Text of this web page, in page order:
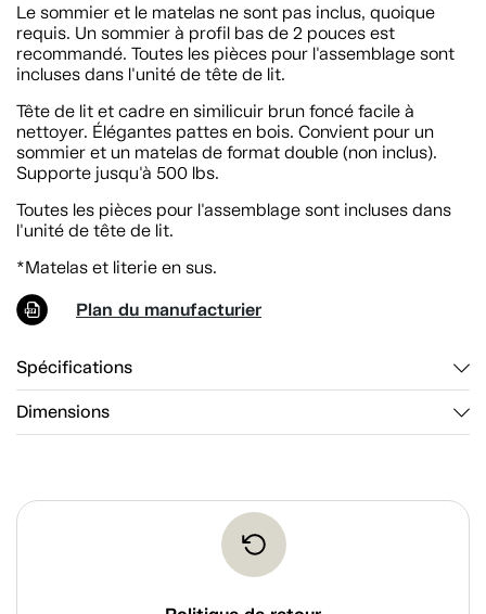
Le sommier et le matelas ne sont pas inclus, quoique
requis. Un sommier à profil bas de 2 pouces est
recommandé. Toutes les pièces pour l'assemblage sont
incluses dans l'unité de tête de lit.
Tête de lit et cadre en similicuir brun foncé facile à
nettoyer. Élégantes pattes en bois. Convient pour un
sommier et un matelas de format double (non inclus).
Supporte jusqu'à 500 lbs.
Toutes les pièces pour l'assemblage sont incluses dans
l'unité de tête de lit.
*Matelas et literie en sus.
Plan du manufacturier
Spécifications
Dimensions